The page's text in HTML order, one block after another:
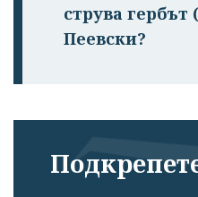
струва
Пеевски?